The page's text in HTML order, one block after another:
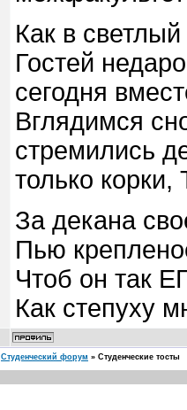
Как в
Гостей
сегодня
Вглядимся
стремились
только
За декана
Пью
Чтоб он так
Как степуху
Студенческий форум » Студенческие тосты